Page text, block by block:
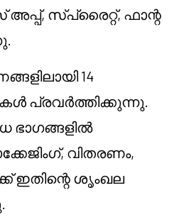
സ്പ്രൈറ്റ്, ഫാന്റ
14
പ്രവർത്തിക്കുന്നു.
ഭാഗങ്ങളിൽ
വിതരണം,
ഇതിന്റെ ശൃംഖല